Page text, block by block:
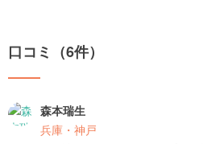
口コミ（6件）
森本瑞生
兵庫・神戸